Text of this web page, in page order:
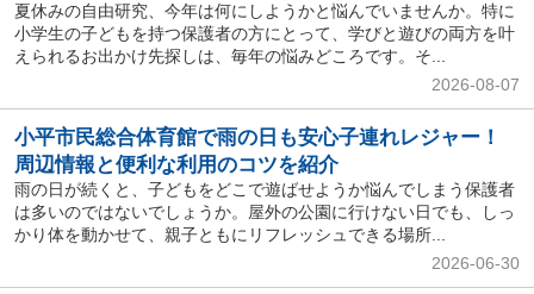
夏休みの自由研究、今年は何にしようかと悩んでいませんか。特に
小学生の子どもを持つ保護者の方にとって、学びと遊びの両方を叶
えられるお出かけ先探しは、毎年の悩みどころです。そ...
2026-08-07
小平市民総合体育館で雨の日も安心子連れレジャー！
周辺情報と便利な利用のコツを紹介
雨の日が続くと、子どもをどこで遊ばせようか悩んでしまう保護者
は多いのではないでしょうか。屋外の公園に行けない日でも、しっ
かり体を動かせて、親子ともにリフレッシュできる場所...
2026-06-30